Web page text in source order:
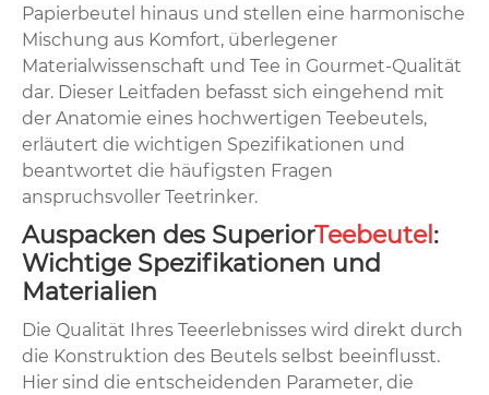
Papierbeutel hinaus und stellen eine harmonische
Mischung aus Komfort, überlegener
Materialwissenschaft und Tee in Gourmet-Qualität
dar. Dieser Leitfaden befasst sich eingehend mit
der Anatomie eines hochwertigen Teebeutels,
erläutert die wichtigen Spezifikationen und
beantwortet die häufigsten Fragen
anspruchsvoller Teetrinker.
Auspacken des SuperiorTeebeutel :
Wichtige Spezifikationen und
Materialien
Die Qualität Ihres Teeerlebnisses wird direkt durch
die Konstruktion des Beutels selbst beeinflusst.
Hier sind die entscheidenden Parameter, die